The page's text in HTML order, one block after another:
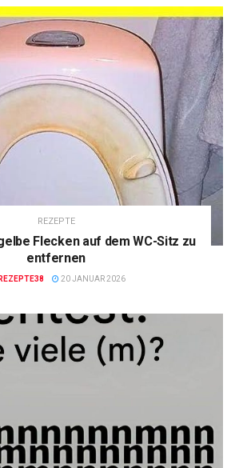
REZEPTE
Flecken auf dem WC-Sitz zu
entfernen
REZEPTE38 20 JANUAR 2026